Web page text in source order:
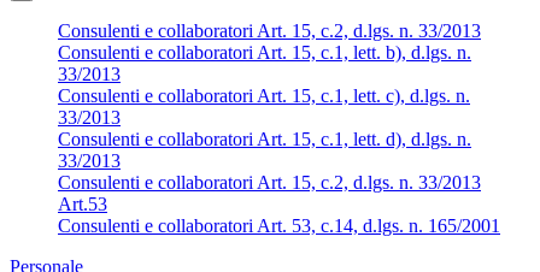
Consulenti e collaboratori Art. 15, c.2, d.lgs. n. 33/2013
Consulenti e collaboratori Art. 15, c.1, lett. b), d.lgs. n.
33/2013
Consulenti e collaboratori Art. 15, c.1, lett. c), d.lgs. n.
33/2013
Consulenti e collaboratori Art. 15, c.1, lett. d), d.lgs. n.
33/2013
Consulenti e collaboratori Art. 15, c.2, d.lgs. n. 33/2013
Art.53
Consulenti e collaboratori Art. 53, c.14, d.lgs. n. 165/2001
Personale